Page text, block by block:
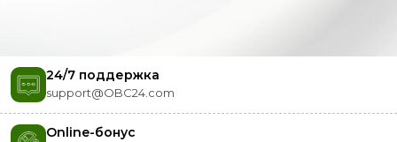
24/7 поддержка
support@OBC24.com
Online-бонус